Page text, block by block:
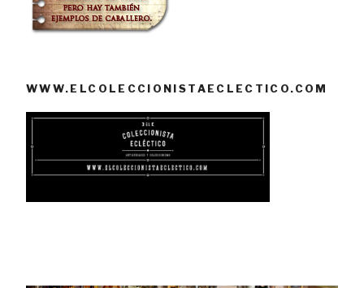
WWW.ELCOLECCIONISTAECLECTICO.COM